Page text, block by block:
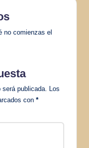
no comienzas el
publicada. Los
con *